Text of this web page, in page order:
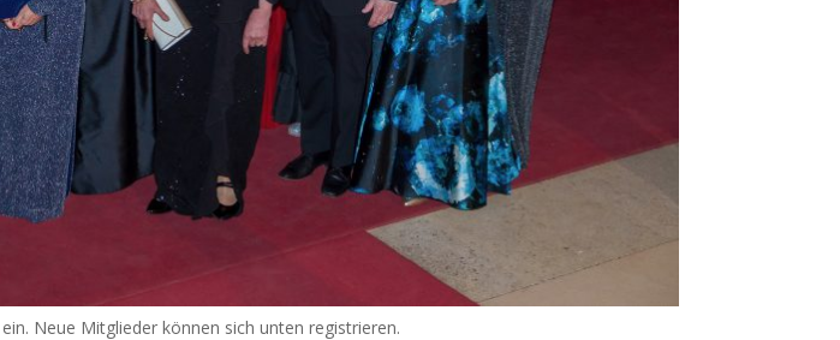
Neue Mitglieder können sich unten registrieren.